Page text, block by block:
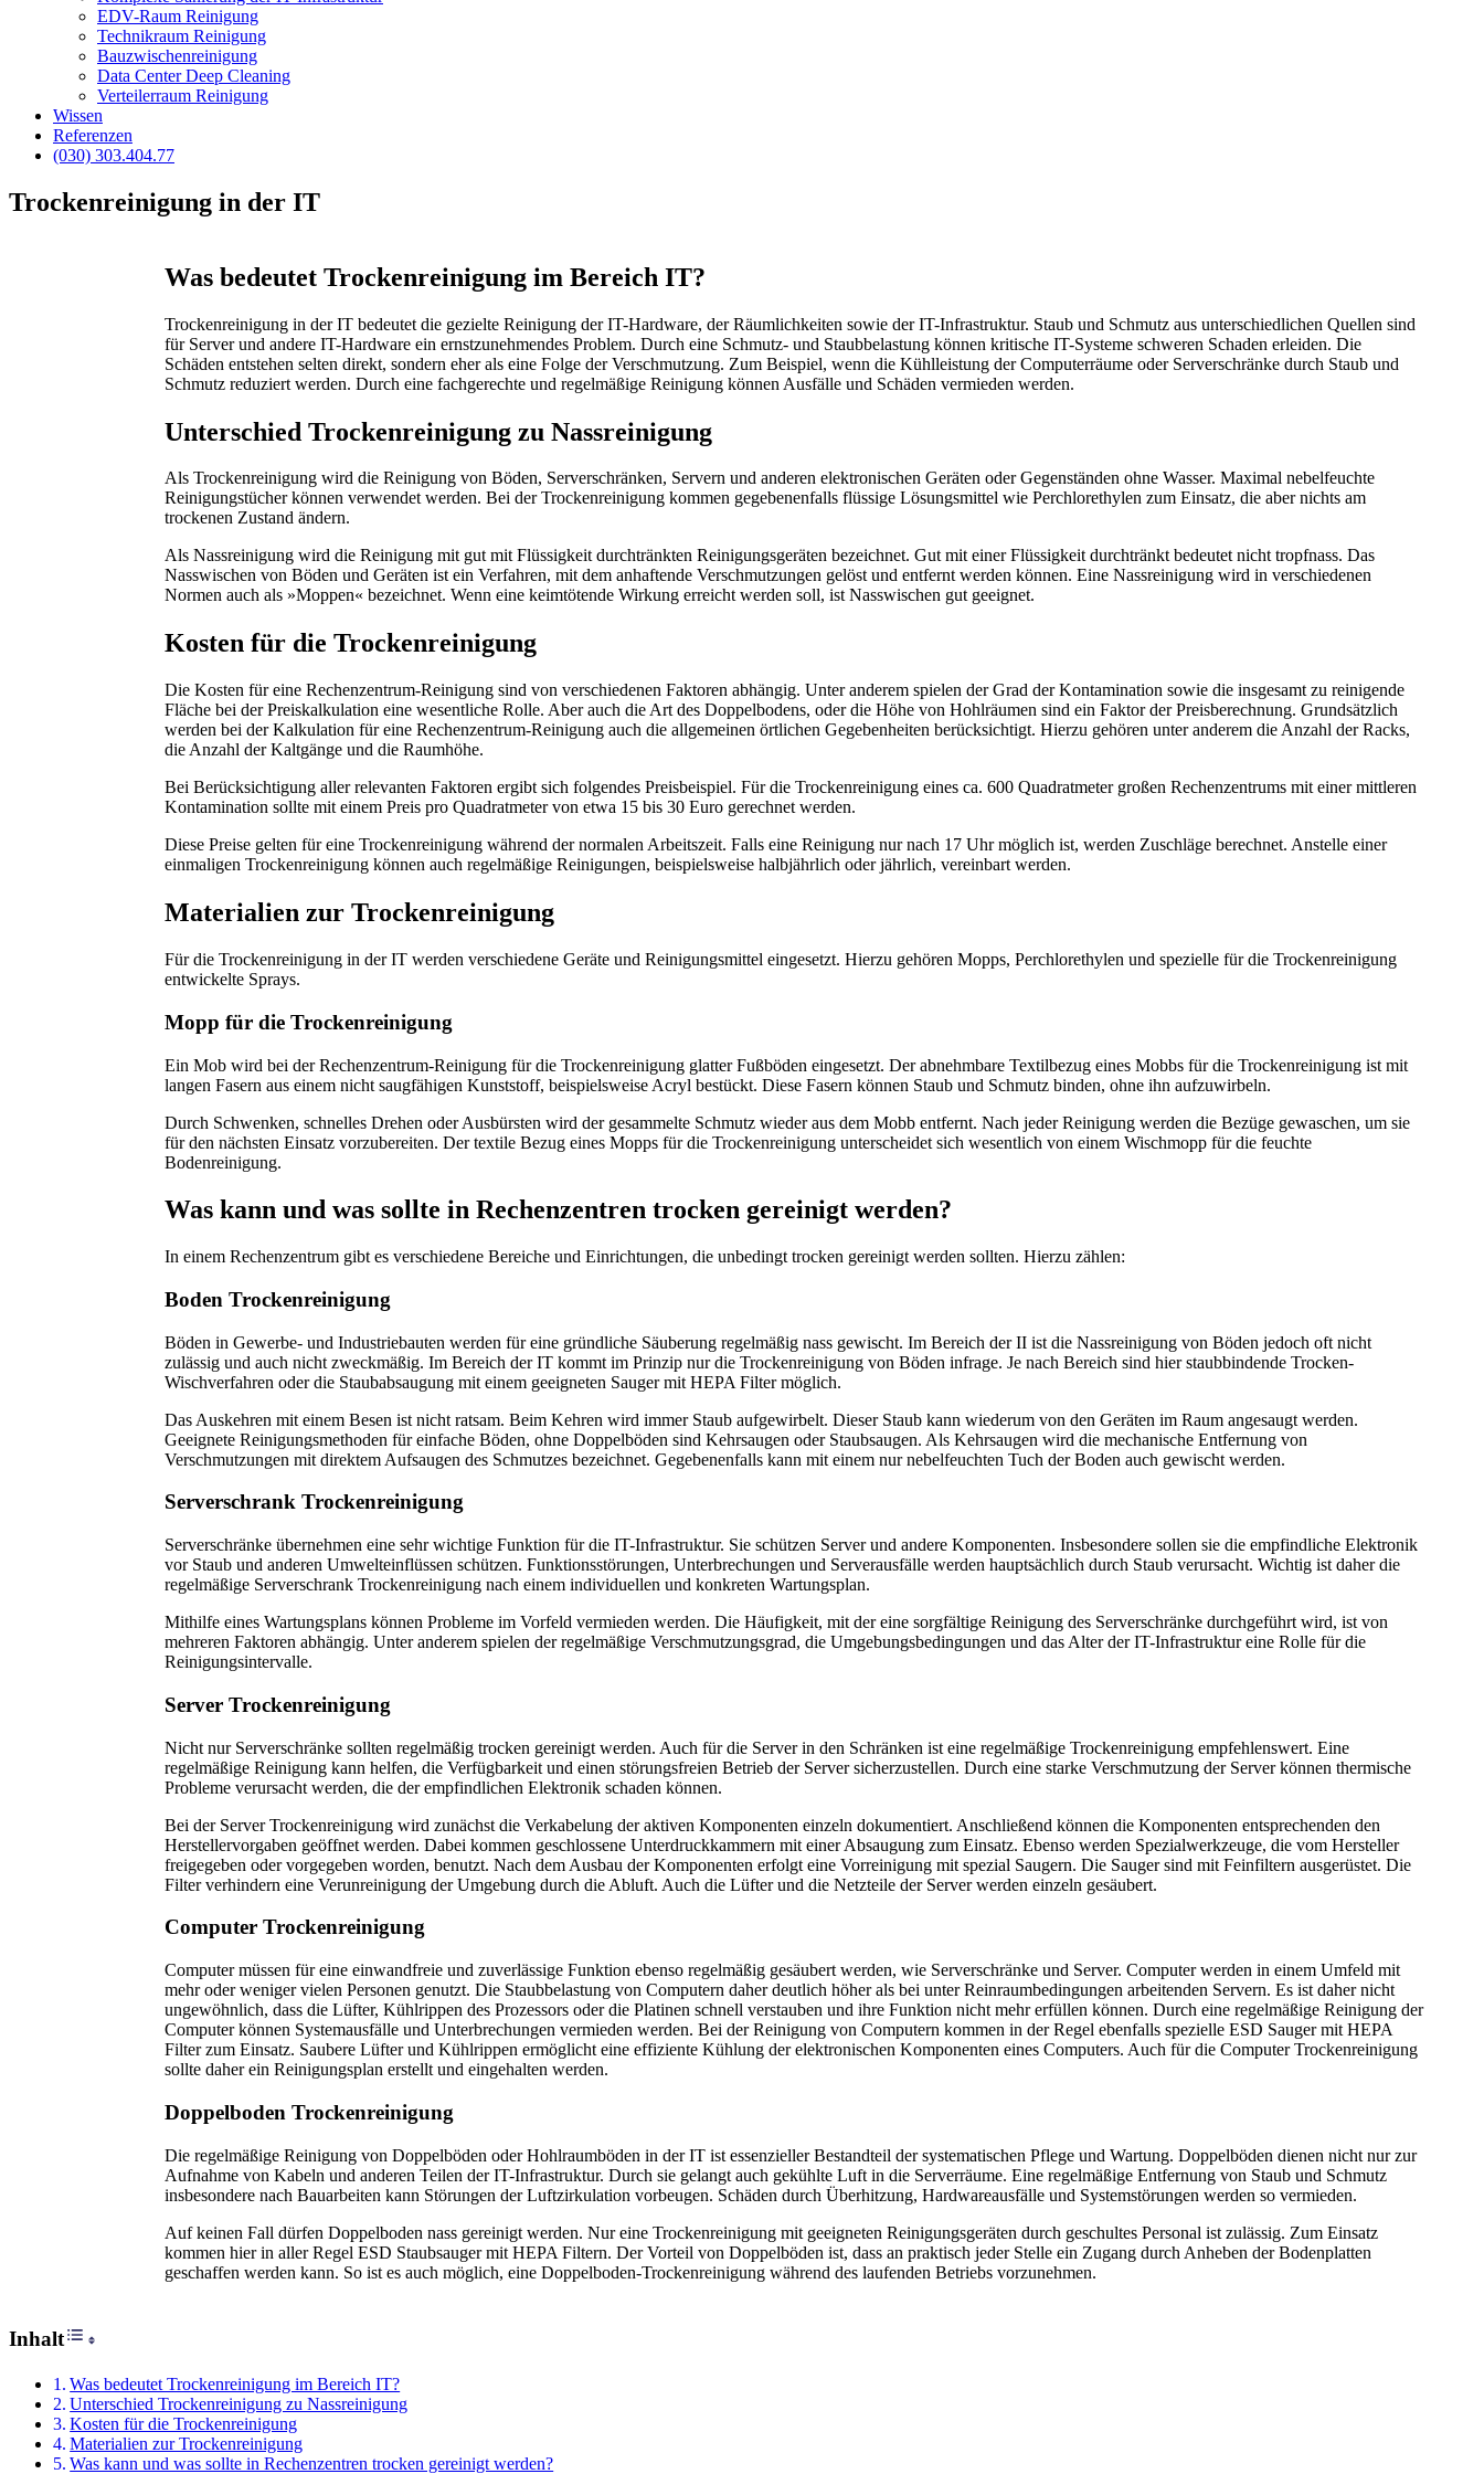
EDV-Raum Reinigung
Technikraum Reinigung
Bauzwischenreinigung
Data Center Deep Cleaning
Verteilerraum Reinigung
Wissen
Referenzen
(030) 303.404.77
Trockenreinigung in der IT
Was bedeutet Trockenreinigung im Bereich IT?
Trockenreinigung in der IT bedeutet die gezielte Reinigung der IT-Hardware, der Räumlichkeiten sowie der IT-Infrastruktur. Staub und Schmutz aus unterschiedlichen Quellen sind
für Server und andere IT-Hardware ein ernstzunehmendes Problem. Durch eine Schmutz- und Staubbelastung können kritische IT-Systeme schweren Schaden erleiden. Die
Schäden entstehen selten direkt, sondern eher als eine Folge der Verschmutzung. Zum Beispiel, wenn die Kühlleistung der Computerräume oder Serverschränke durch Staub und
Schmutz reduziert werden. Durch eine fachgerechte und regelmäßige Reinigung können Ausfälle und Schäden vermieden werden.
Unterschied Trockenreinigung zu Nassreinigung
Als Trockenreinigung wird die Reinigung von Böden, Serverschränken, Servern und anderen elektronischen Geräten oder Gegenständen ohne Wasser. Maximal nebelfeuchte
Reinigungstücher können verwendet werden. Bei der Trockenreinigung kommen gegebenenfalls flüssige Lösungsmittel wie Perchlorethylen zum Einsatz, die aber nichts am
trockenen Zustand ändern.
Als Nassreinigung wird die Reinigung mit gut mit Flüssigkeit durchtränkten Reinigungsgeräten bezeichnet. Gut mit einer Flüssigkeit durchtränkt bedeutet nicht tropfnass. Das
Nasswischen von Böden und Geräten ist ein Verfahren, mit dem anhaftende Verschmutzungen gelöst und entfernt werden können. Eine Nassreinigung wird in verschiedenen
Normen auch als »Moppen« bezeichnet. Wenn eine keimtötende Wirkung erreicht werden soll, ist Nasswischen gut geeignet.
Kosten für die Trockenreinigung
Die Kosten für eine Rechenzentrum-Reinigung sind von verschiedenen Faktoren abhängig. Unter anderem spielen der Grad der Kontamination sowie die insgesamt zu reinigende
Fläche bei der Preiskalkulation eine wesentliche Rolle. Aber auch die Art des Doppelbodens, oder die Höhe von Hohlräumen sind ein Faktor der Preisberechnung. Grundsätzlich
werden bei der Kalkulation für eine Rechenzentrum-Reinigung auch die allgemeinen örtlichen Gegebenheiten berücksichtigt. Hierzu gehören unter anderem die Anzahl der Racks,
die Anzahl der Kaltgänge und die Raumhöhe.
Bei Berücksichtigung aller relevanten Faktoren ergibt sich folgendes Preisbeispiel. Für die Trockenreinigung eines ca. 600 Quadratmeter großen Rechenzentrums mit einer mittleren
Kontamination sollte mit einem Preis pro Quadratmeter von etwa 15 bis 30 Euro gerechnet werden.
Diese Preise gelten für eine Trockenreinigung während der normalen Arbeitszeit. Falls eine Reinigung nur nach 17 Uhr möglich ist, werden Zuschläge berechnet. Anstelle einer
einmaligen Trockenreinigung können auch regelmäßige Reinigungen, beispielsweise halbjährlich oder jährlich, vereinbart werden.
Materialien zur Trockenreinigung
Für die Trockenreinigung in der IT werden verschiedene Geräte und Reinigungsmittel eingesetzt. Hierzu gehören Mopps, Perchlorethylen und spezielle für die Trockenreinigung
entwickelte Sprays.
Mopp für die Trockenreinigung
Ein Mob wird bei der Rechenzentrum-Reinigung für die Trockenreinigung glatter Fußböden eingesetzt. Der abnehmbare Textilbezug eines Mobbs für die Trockenreinigung ist mit
langen Fasern aus einem nicht saugfähigen Kunststoff, beispielsweise Acryl bestückt. Diese Fasern können Staub und Schmutz binden, ohne ihn aufzuwirbeln.
Durch Schwenken, schnelles Drehen oder Ausbürsten wird der gesammelte Schmutz wieder aus dem Mobb entfernt. Nach jeder Reinigung werden die Bezüge gewaschen, um sie
für den nächsten Einsatz vorzubereiten. Der textile Bezug eines Mopps für die Trockenreinigung unterscheidet sich wesentlich von einem Wischmopp für die feuchte
Bodenreinigung.
Was kann und was sollte in Rechenzentren trocken gereinigt werden?
In einem Rechenzentrum gibt es verschiedene Bereiche und Einrichtungen, die unbedingt trocken gereinigt werden sollten. Hierzu zählen:
Boden Trockenreinigung
Böden in Gewerbe- und Industriebauten werden für eine gründliche Säuberung regelmäßig nass gewischt. Im Bereich der II ist die Nassreinigung von Böden jedoch oft nicht
zulässig und auch nicht zweckmäßig. Im Bereich der IT kommt im Prinzip nur die Trockenreinigung von Böden infrage. Je nach Bereich sind hier staubbindende Trocken-
Wischverfahren oder die Staubabsaugung mit einem geeigneten Sauger mit HEPA Filter möglich.
Das Auskehren mit einem Besen ist nicht ratsam. Beim Kehren wird immer Staub aufgewirbelt. Dieser Staub kann wiederum von den Geräten im Raum angesaugt werden.
Geeignete Reinigungsmethoden für einfache Böden, ohne Doppelböden sind Kehrsaugen oder Staubsaugen. Als Kehrsaugen wird die mechanische Entfernung von
Verschmutzungen mit direktem Aufsaugen des Schmutzes bezeichnet. Gegebenenfalls kann mit einem nur nebelfeuchten Tuch der Boden auch gewischt werden.
Serverschrank Trockenreinigung
Serverschränke übernehmen eine sehr wichtige Funktion für die IT-Infrastruktur. Sie schützen Server und andere Komponenten. Insbesondere sollen sie die empfindliche Elektronik
vor Staub und anderen Umwelteinflüssen schützen. Funktionsstörungen, Unterbrechungen und Serverausfälle werden hauptsächlich durch Staub verursacht. Wichtig ist daher die
regelmäßige Serverschrank Trockenreinigung nach einem individuellen und konkreten Wartungsplan.
Mithilfe eines Wartungsplans können Probleme im Vorfeld vermieden werden. Die Häufigkeit, mit der eine sorgfältige Reinigung des Serverschränke durchgeführt wird, ist von
mehreren Faktoren abhängig. Unter anderem spielen der regelmäßige Verschmutzungsgrad, die Umgebungsbedingungen und das Alter der IT-Infrastruktur eine Rolle für die
Reinigungsintervalle.
Server Trockenreinigung
Nicht nur Serverschränke sollten regelmäßig trocken gereinigt werden. Auch für die Server in den Schränken ist eine regelmäßige Trockenreinigung empfehlenswert. Eine
regelmäßige Reinigung kann helfen, die Verfügbarkeit und einen störungsfreien Betrieb der Server sicherzustellen. Durch eine starke Verschmutzung der Server können thermische
Probleme verursacht werden, die der empfindlichen Elektronik schaden können.
Bei der Server Trockenreinigung wird zunächst die Verkabelung der aktiven Komponenten einzeln dokumentiert. Anschließend können die Komponenten entsprechenden den
Herstellervorgaben geöffnet werden. Dabei kommen geschlossene Unterdruckkammern mit einer Absaugung zum Einsatz. Ebenso werden Spezialwerkzeuge, die vom Hersteller
freigegeben oder vorgegeben worden, benutzt. Nach dem Ausbau der Komponenten erfolgt eine Vorreinigung mit spezial Saugern. Die Sauger sind mit Feinfiltern ausgerüstet. Die
Filter verhindern eine Verunreinigung der Umgebung durch die Abluft. Auch die Lüfter und die Netzteile der Server werden einzeln gesäubert.
Computer Trockenreinigung
Computer müssen für eine einwandfreie und zuverlässige Funktion ebenso regelmäßig gesäubert werden, wie Serverschränke und Server. Computer werden in einem Umfeld mit
mehr oder weniger vielen Personen genutzt. Die Staubbelastung von Computern daher deutlich höher als bei unter Reinraumbedingungen arbeitenden Servern. Es ist daher nicht
ungewöhnlich, dass die Lüfter, Kühlrippen des Prozessors oder die Platinen schnell verstauben und ihre Funktion nicht mehr erfüllen können. Durch eine regelmäßige Reinigung der
Computer können Systemausfälle und Unterbrechungen vermieden werden. Bei der Reinigung von Computern kommen in der Regel ebenfalls spezielle ESD Sauger mit HEPA
Filter zum Einsatz. Saubere Lüfter und Kühlrippen ermöglicht eine effiziente Kühlung der elektronischen Komponenten eines Computers. Auch für die Computer Trockenreinigung
sollte daher ein Reinigungsplan erstellt und eingehalten werden.
Doppelboden Trockenreinigung
Die regelmäßige Reinigung von Doppelböden oder Hohlraumböden in der IT ist essenzieller Bestandteil der systematischen Pflege und Wartung. Doppelböden dienen nicht nur zur
Aufnahme von Kabeln und anderen Teilen der IT-Infrastruktur. Durch sie gelangt auch gekühlte Luft in die Serverräume. Eine regelmäßige Entfernung von Staub und Schmutz
insbesondere nach Bauarbeiten kann Störungen der Luftzirkulation vorbeugen. Schäden durch Überhitzung, Hardwareausfälle und Systemstörungen werden so vermieden.
Auf keinen Fall dürfen Doppelboden nass gereinigt werden. Nur eine Trockenreinigung mit geeigneten Reinigungsgeräten durch geschultes Personal ist zulässig. Zum Einsatz
kommen hier in aller Regel ESD Staubsauger mit HEPA Filtern. Der Vorteil von Doppelböden ist, dass an praktisch jeder Stelle ein Zugang durch Anheben der Bodenplatten
geschaffen werden kann. So ist es auch möglich, eine Doppelboden-Trockenreinigung während des laufenden Betriebs vorzunehmen.
InhaltToggle Table of Content
Was bedeutet Trockenreinigung im Bereich IT?
Unterschied Trockenreinigung zu Nassreinigung
Kosten für die Trockenreinigung
Materialien zur Trockenreinigung
Was kann und was sollte in Rechenzentren trocken gereinigt werden?